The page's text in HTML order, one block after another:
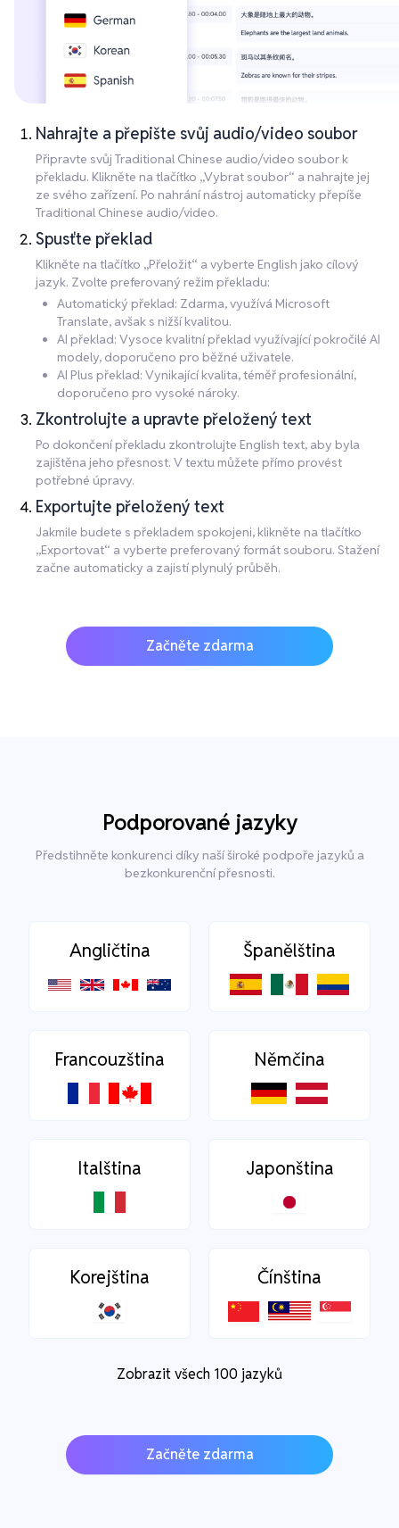
Nahrajte a přepište svůj audio/video soubor
Připravte svůj Traditional Chinese audio/video soubor k
překladu. Klikněte na tlačítko „Vybrat soubor“ a nahrajte jej
ze svého zařízení. Po nahrání nástroj automaticky přepíše
Traditional Chinese audio/video.
Spusťte překlad
Klikněte na tlačítko „Přeložit“ a vyberte English jako cílový
jazyk. Zvolte preferovaný režim překladu:
Automatický překlad: Zdarma, využívá Microsoft
Translate, avšak s nižší kvalitou.
AI překlad: Vysoce kvalitní překlad využívající pokročilé AI
modely, doporučeno pro běžné uživatele.
AI Plus překlad: Vynikající kvalita, téměř profesionální,
doporučeno pro vysoké nároky.
Zkontrolujte a upravte přeložený text
Po dokončení překladu zkontrolujte English text, aby byla
zajištěna jeho přesnost. V textu můžete přímo provést
potřebné úpravy.
Exportujte přeložený text
Jakmile budete s překladem spokojeni, klikněte na tlačítko
„Exportovat“ a vyberte preferovaný formát souboru. Stažení
začne automaticky a zajistí plynulý průběh.
Začněte zdarma
Podporované jazyky
Předstihněte konkurenci díky naší široké podpoře jazyků a
bezkonkurenční přesnosti.
Angličtina Španělština
Francouzština Němčina
Italština Japonština
Korejština Čínština
Zobrazit všech 100 jazyků
Začněte zdarma